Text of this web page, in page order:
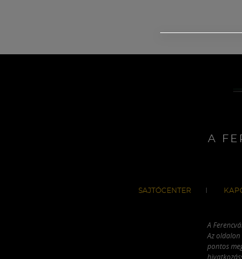
A
SAJTÓCENTER
A
Az
pontos